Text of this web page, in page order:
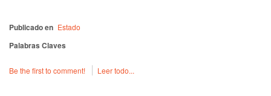
Publicado en Estado
Palabras Claves
Be the first to comment! Leer todo...